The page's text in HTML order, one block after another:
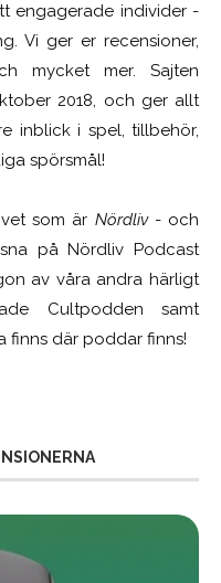
engagerade individer -
Vi ger er recensioner,
mycket mer. Sajten
2018, och ger allt
inblick i spel, tillbehör,
spörsmål!
som är Nördliv- och
på Nördliv Podcast
av våra andra härligt
Cultpodden samt
finns där poddar finns!